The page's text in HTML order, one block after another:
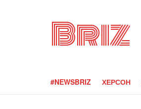
Briz
#NEWSBRIZ ХЕРСОН